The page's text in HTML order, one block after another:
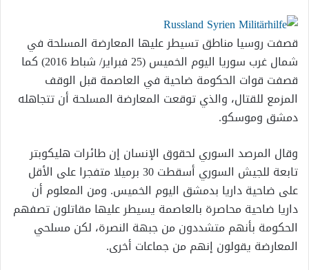
قصفت روسيا مناطق تسيطر عليها المعارضة المسلحة في
شمال غرب سوريا اليوم الخميس (25 فبراير/ شباط 2016) كما
قصفت قوات الحكومة ضاحية في العاصمة قبل الوقف
المزمع للقتال، والذي توقعت المعارضة المسلحة أن تتجاهله
دمشق وموسكو.
وقال المرصد السوري لحقوق الإنسان إن طائرات هليكوبتر
تابعة للجيش السوري أسقطت 30 برميلا متفجرا على الأقل
على ضاحية داريا بدمشق اليوم الخميس. ومن المعلوم أن
داريا ضاحية محاصرة بالعاصمة يسيطر عليها مقاتلون تصفهم
الحكومة بأنهم متشددون من جبهة النصرة، لكن مسلحي
المعارضة يقولون إنهم من جماعات أخرى.